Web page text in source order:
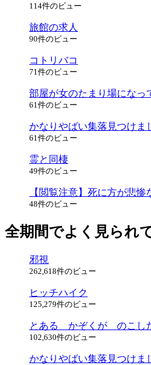
114件のビュー
旅館の求人
90件のビュー
コトリバコ
71件のビュー
部屋が女のたまり場になっ
61件のビュー
かなりやばい集落見つけま
61件のビュー
霊と同棲
49件のビュー
【閲覧注意】死に方が悲惨
48件のビュー
全期間でよく見られ
邪視
262,618件のビュー
ヒッチハイク
125,279件のビュー
とある かぞくが のこし
102,630件のビュー
かなりやばい集落見つけま